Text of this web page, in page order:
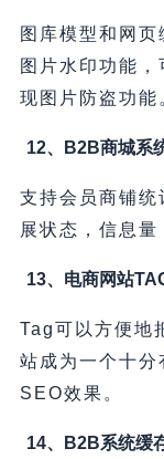
图库模型和网
图片水印功能
现图片防盗功能
12、B2B商城系
支持会员商铺统
展状态，信息量
13、电商网站
Tag可以方便地
站成为一个十分
SEO效果。
14、B2B系统缓